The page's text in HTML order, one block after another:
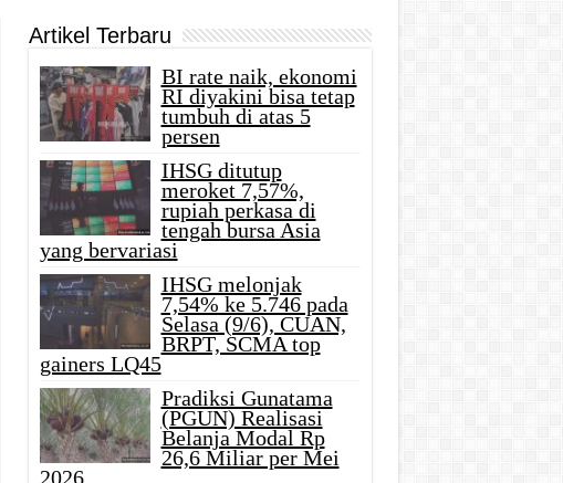
Artikel Terbaru
BI rate naik, ekonomi
RI diyakini bisa tetap
tumbuh di atas 5
persen
IHSG ditutup
meroket 7,57%,
rupiah perkasa di
tengah bursa Asia
yang bervariasi
IHSG melonjak
7,54% ke 5.746 pada
Selasa (9/6), CUAN,
BRPT, SCMA top
gainers LQ45
Pradiksi Gunatama
(PGUN) Realisasi
Belanja Modal Rp
26,6 Miliar per Mei
2026